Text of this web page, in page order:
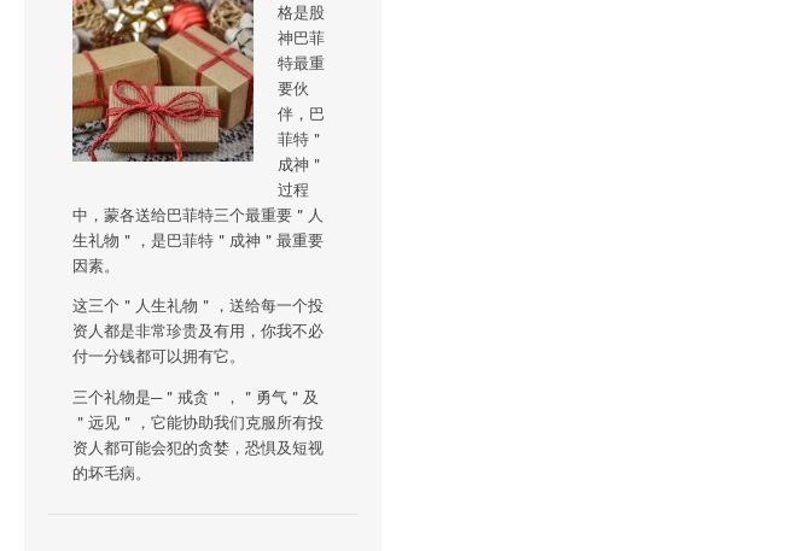
格是股
神巴菲
特最重
要伙
伴，巴
菲特＂
成神＂
过程
中，蒙各送给巴菲特三个最重要＂人
生礼物＂，是巴菲特＂成神＂最重要
因素。
这三个＂人生礼物＂，送给每一个投
资人都是非常珍贵及有用，你我不必
付一分钱都可以拥有它。
三个礼物是─＂戒贪＂，＂勇气＂及
＂远见＂，它能协助我们克服所有投
资人都可能会犯的贪婪，恐惧及短视
的坏毛病。